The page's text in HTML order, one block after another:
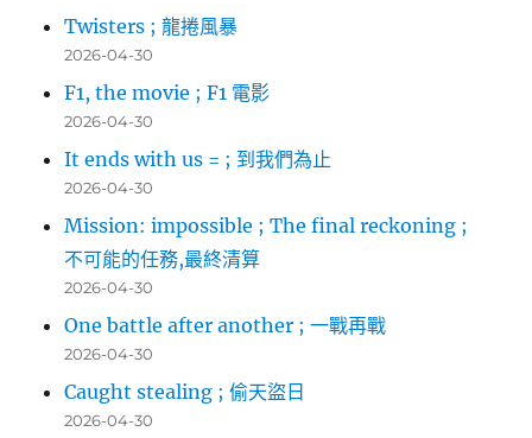
Twisters ; 龍捲風暴
2026-04-30
F1, the movie ; F1 電影
2026-04-30
It ends with us = ; 到我們為止
2026-04-30
Mission: impossible ; The final reckoning ;
不可能的任務,最終清算
2026-04-30
One battle after another ; 一戰再戰
2026-04-30
Caught stealing ; 偷天盜日
2026-04-30